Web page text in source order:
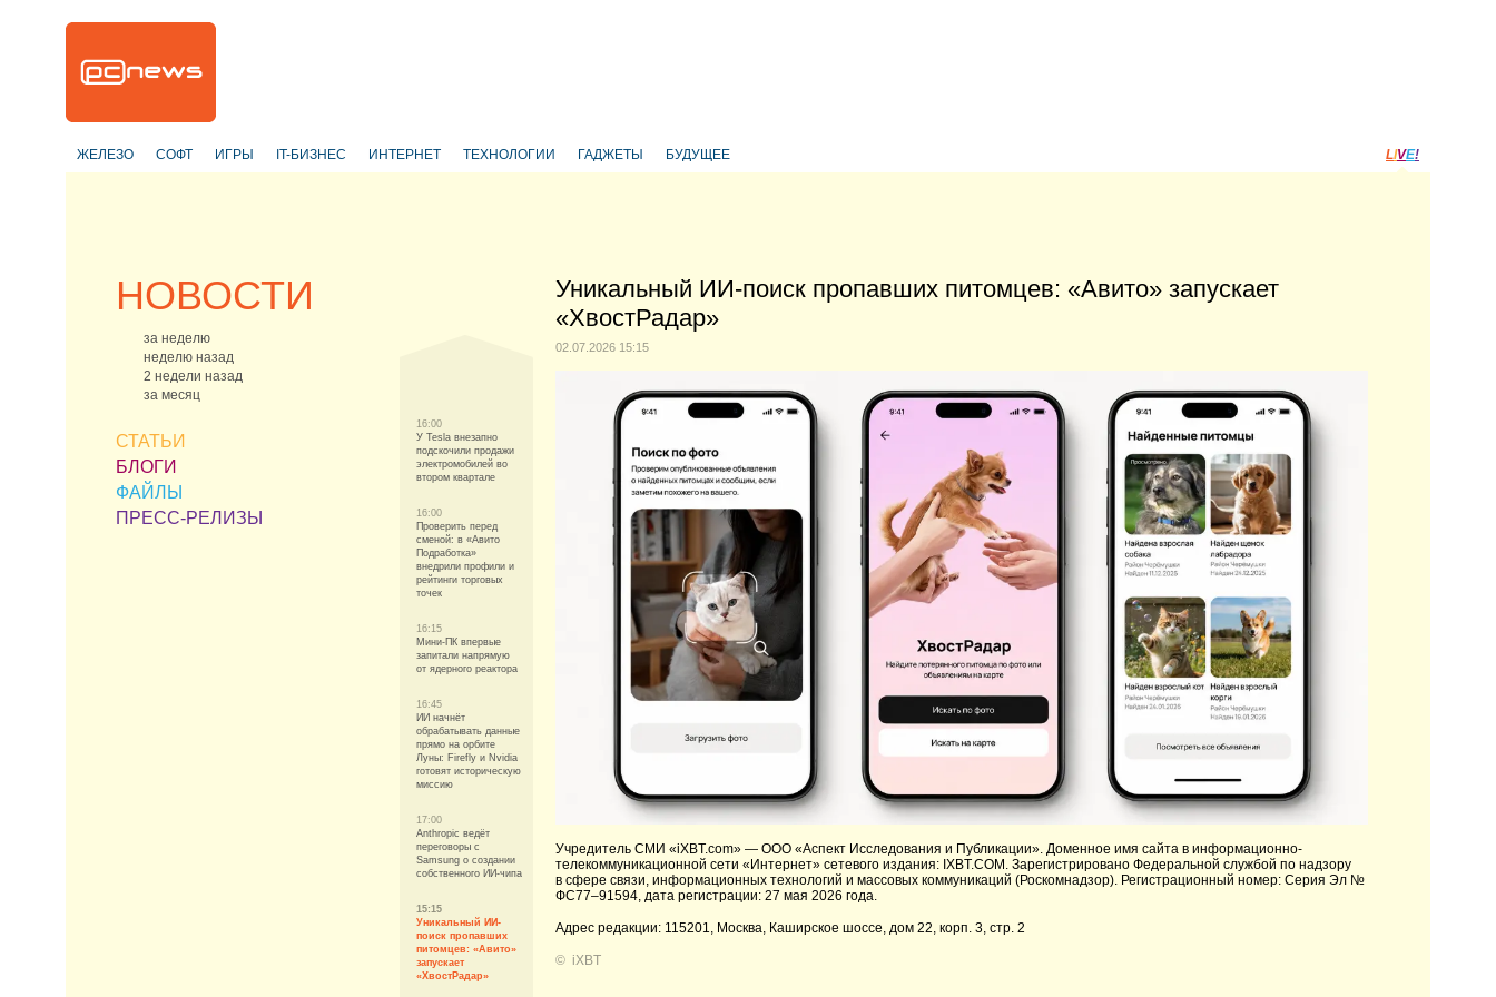
ЖЕЛЕЗО СОФТ ИГРЫ IT-БИЗНЕС ИНТЕРНЕТ ТЕХНОЛОГИИ ГАДЖЕТЫ БУДУЩЕЕ LIVE!
НОВОСТИ
за неделю
неделю назад
2 недели назад
за месяц
СТАТЬИ
БЛОГИ
ФАЙЛЫ
ПРЕСС-РЕЛИЗЫ
16:00
У Tesla внезапно
подскочили продажи
электромобилей во
втором квартале
16:00
Проверить перед
сменой: в «Авито
Подработка»
внедрили профили и
рейтинги торговых
точек
16:15
Мини-ПК впервые
запитали напрямую
от ядерного реактора
16:45
ИИ начнёт
обрабатывать данные
прямо на орбите
Луны: Firefly и Nvidia
готовят историческую
миссию
17:00
Anthropic ведёт
переговоры с
Samsung о создании
собственного ИИ-чипа
15:15
Уникальный ИИ-
поиск пропавших
питомцев: «Авито»
запускает
«ХвостРадар»
Уникальный ИИ-поиск пропавших питомцев: «Авито» запускает
«ХвостРадар»
02.07.2026 15:15
Учредитель СМИ «iXBT.com» — ООО «Аспект Исследования и Публикации». Доменное имя сайта в информационно-
телекоммуникационной сети «Интернет» сетевого издания: IXBT.COM. Зарегистрировано Федеральной службой по надзору
в сфере связи, информационных технологий и массовых коммуникаций (Роскомнадзор). Регистрационный номер: Серия Эл №
ФС77–91594, дата регистрации: 27 мая 2026 года.
Адрес редакции: 115201, Москва, Каширское шоссе, дом 22, корп. 3, стр. 2
© iXBT